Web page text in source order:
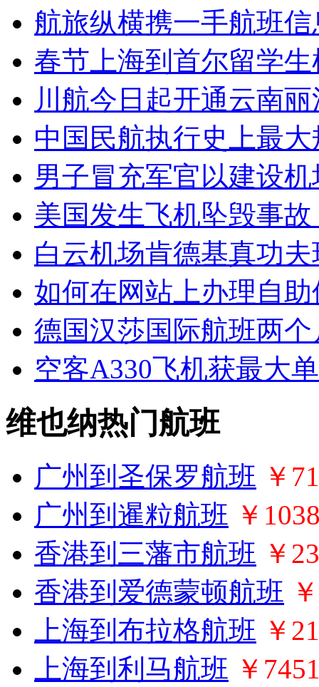
航旅纵横携一手航班
春节上海到首尔留学
川航今日起开通云南
中国民航执行史上最
男子冒充军官以建设
美国发生飞机坠毁事
白云机场肯德基真功
如何在网站上办理自
德国汉莎国际航班两
空客A330飞机获最大
维也纳热门航班
广州到圣保罗航班 ￥
广州到暹粒航班 ￥
香港到三藩市航班 ￥
香港到爱德蒙顿航班
上海到布拉格航班 ￥
上海到利马航班 ￥